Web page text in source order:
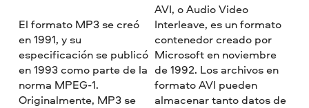
El formato MP3 se creó
en 1991, y su
especificación se publicó
en 1993 como parte de la
norma MPEG-1.
Originalmente, MP3 se
AVI, o Audio Video
Interleave, es un formato
contenedor creado por
Microsoft en noviembre
de 1992. Los archivos en
formato AVI pueden
almacenar tanto datos de